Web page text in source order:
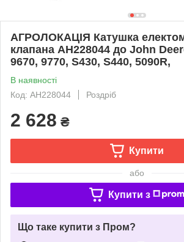
АГРОЛОКАЦІЯ Катушка
клапана AH228044 до John
9670, 9770, S430, S440, 5090R,
В наявності
Код: AH228044
Роздріб
2 628 ₴
Купити
або
Купити з
Що таке купити з Пром?